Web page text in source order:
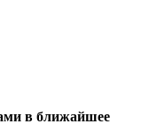
в ближайшее